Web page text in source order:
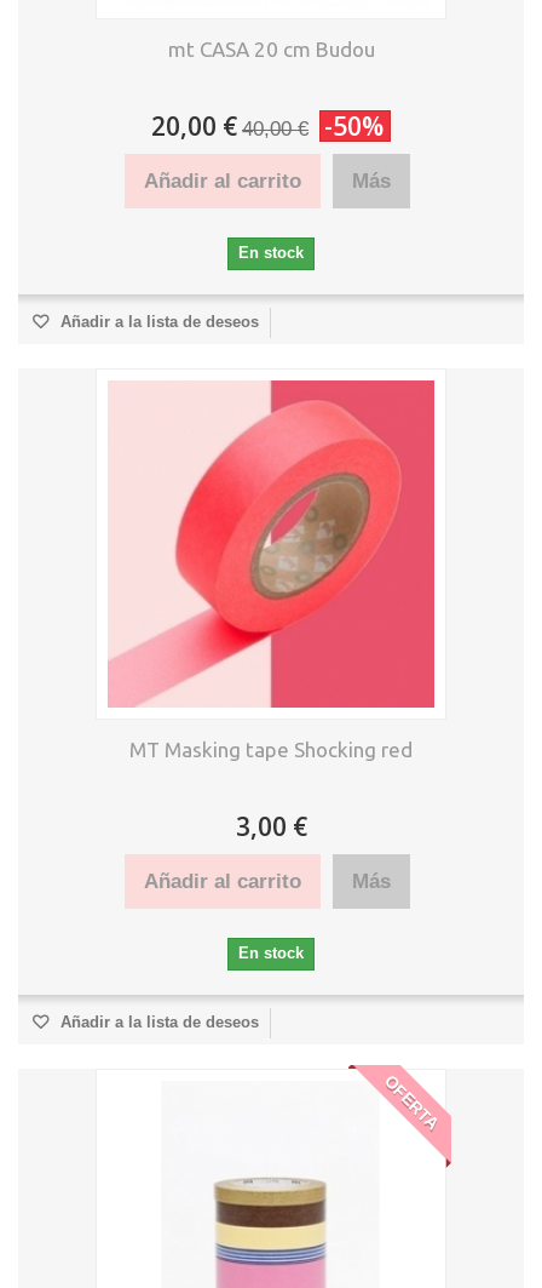
mt CASA 20 cm Budou
20,00 € 40,00 € -50%
Añadir al carrito Más
En stock
Añadir a la lista de deseos
MT Masking tape Shocking red
3,00 €
Añadir al carrito Más
En stock
Añadir a la lista de deseos
OFERTA